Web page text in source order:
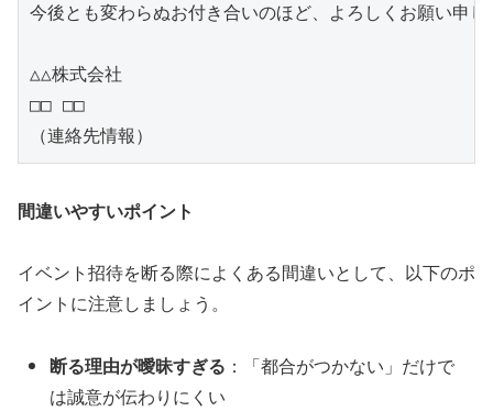
今後とも変わらぬお付き合いのほど、よろしくお願い申し
△△株式会社
□□ □□
（連絡先情報）
間違いやすいポイント
イベント招待を断る際によくある間違いとして、以下のポ
イントに注意しましょう。
断る理由が曖昧すぎる ：「都合がつかない」だけで
は誠意が伝わりにくい